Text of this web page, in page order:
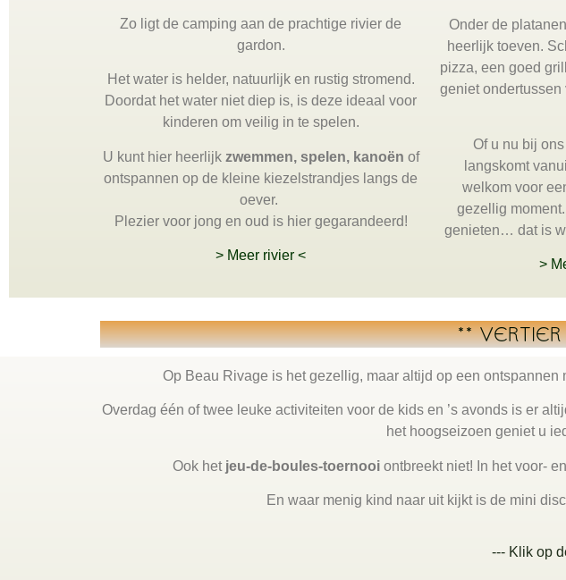
Zo ligt de camping aan de prachtige rivier de
gardon.
Het water is helder, natuurlijk en rustig stromend.
Doordat het water niet diep is, is deze ideaal voor
kinderen om veilig in te spelen.
U kunt hier heerlijk zwemmen, spelen, kanoën of
ontspannen op de kleine kiezelstrandjes langs de
oever.
Plezier voor jong en oud is hier gegarandeerd!
> Meer rivier <
Onder de
heerlijk toeven.
pizza, een goed
geniet ondertussen
Of u nu bij
langskomt
welkom voor
gezellig
genieten… dat is
>
**
Op Beau Rivage is het gezellig, maar altijd op een
Overdag één of twee leuke activiteiten voor de kids en ’s avonds is er
het hoogseizoen geniet u
Ook het jeu-de-boules-toernooiontbreekt niet! In het voor-
En waar menig kind naar uit kijkt is de mini
--- Klik op